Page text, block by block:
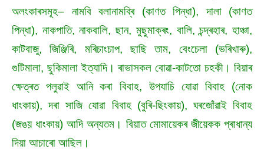
অলংকাৰসমূহ– নামবি বলানামব্ৰি (কাণত পিন্ধা), দালা (কাণত
পিন্ধা), নাকপাতি, নাকবালি, ছান, মুছুমাক্ৰং, বালি, চন্দ্ৰহাৰ, হাঞ্চা,
কাটবাজু, জিঞ্জিৰি, মৰিচাংচাপ, ছাছি তাম, বেংচেলা (ভৰিখাৰু),
গুটিমালা, ছুকিমালা ইত্যাদি। ৰাভাসকল বোৱা-কাটতো চহকী। বিয়াৰ
ক্ষেত্ৰত পলুৱাই আনি কৰা বিবাহ, উপযাচি যোৱা বিবাহ (নোক
ধাংকায়), দৰা সাজি যোৱা বিবাহ (বুৰি-ছিংকায়), ঘৰজোঁৱাই বিবাহ
(জঙয় ধাংকায়) আদি অন্যতম। বিয়াত মোমায়েকৰ জীয়েকক প্ৰাধান্য
দিয়া আচাৰো আছিল।